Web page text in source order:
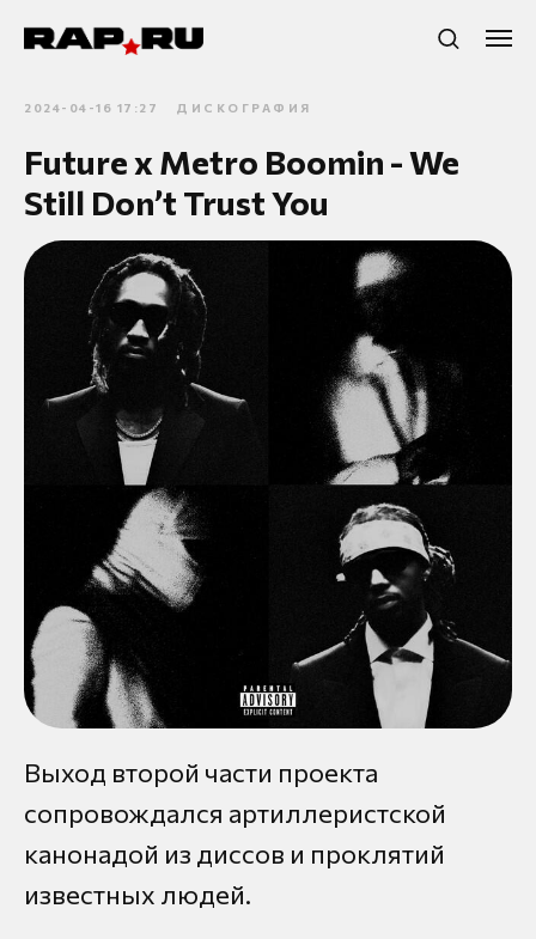
2024-04-16 17:27 ДИСКОГРАФИЯ
Future x Metro Boomin - We
Still Don’t Trust You
Выход второй части проекта
сопровождался артиллеристской
канонадой из диссов и проклятий
известных людей.